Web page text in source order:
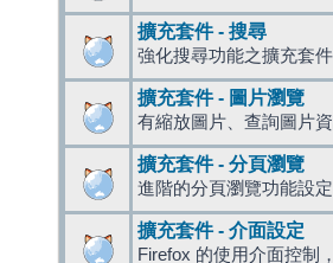
擴充套件 - 搜尋
強化搜尋功能之擴充套件
擴充套件 - 圖片瀏覽
有縮放圖片、查詢圖片
擴充套件 - 分頁瀏覽
進階的分頁瀏覽功能設定
擴充套件 - 介面設定
Firefox 的使用介面控制